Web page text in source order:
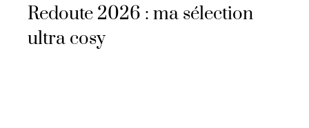
Redoute 2026 : ma sélection
ultra cosy